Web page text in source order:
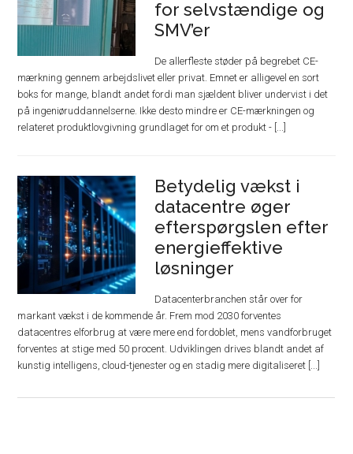
for selvstændige og
SMV’er
De allerfleste støder på begrebet CE-
mærkning gennem arbejdslivet eller privat. Emnet er alligevel en sort
boks for mange, blandt andet fordi man sjældent bliver undervist i det
på ingeniøruddannelserne. Ikke desto mindre er CE-mærkningen og
relateret produktlovgivning grundlaget for om et produkt - [...]
Betydelig vækst i
datacentre øger
efterspørgslen efter
energieffektive
løsninger
Datacenterbranchen står over for
markant vækst i de kommende år. Frem mod 2030 forventes
datacentres elforbrug at være mere end fordoblet, mens vandforbruget
forventes at stige med 50 procent. Udviklingen drives blandt andet af
kunstig intelligens, cloud-tjenester og en stadig mere digitaliseret [...]